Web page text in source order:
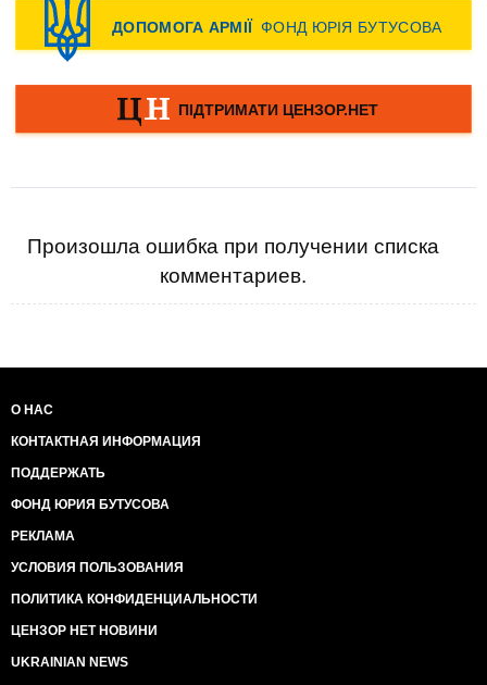
Произошла ошибка при получении списка
комментариев.
О НАС
КОНТАКТНАЯ ИНФОРМАЦИЯ
ПОДДЕРЖАТЬ
ФОНД ЮРИЯ БУТУСОВА
РЕКЛАМА
УСЛОВИЯ ПОЛЬЗОВАНИЯ
ПОЛИТИКА КОНФИДЕНЦИАЛЬНОСТИ
ЦЕНЗОР НЕТ НОВИНИ
UKRAINIAN NEWS